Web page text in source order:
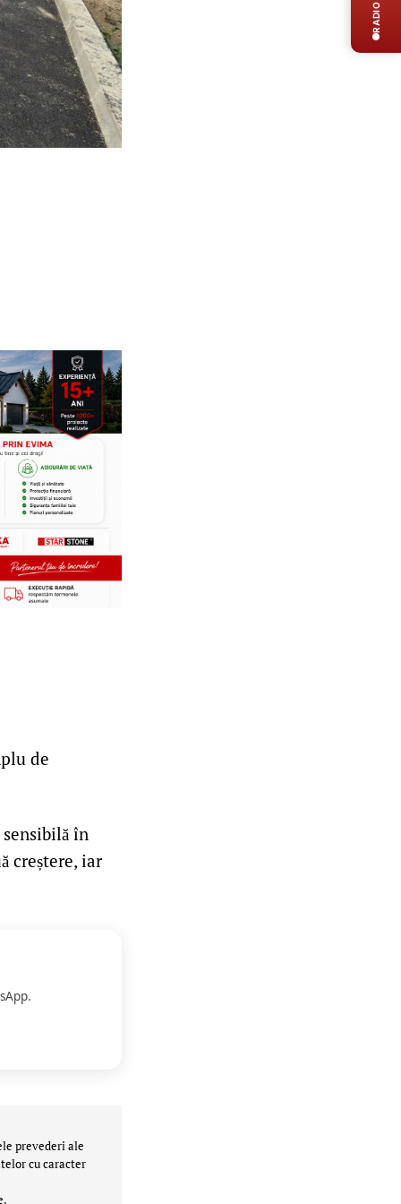
de
în
creștere, iar
prevederi ale
cu caracter